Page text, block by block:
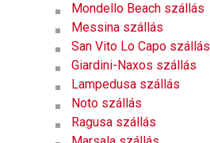
Mondello Beach szállás
Messina szállás
San Vito Lo Capo szállás
Giardini-Naxos szállás
Lampedusa szállás
Noto szállás
Ragusa szállás